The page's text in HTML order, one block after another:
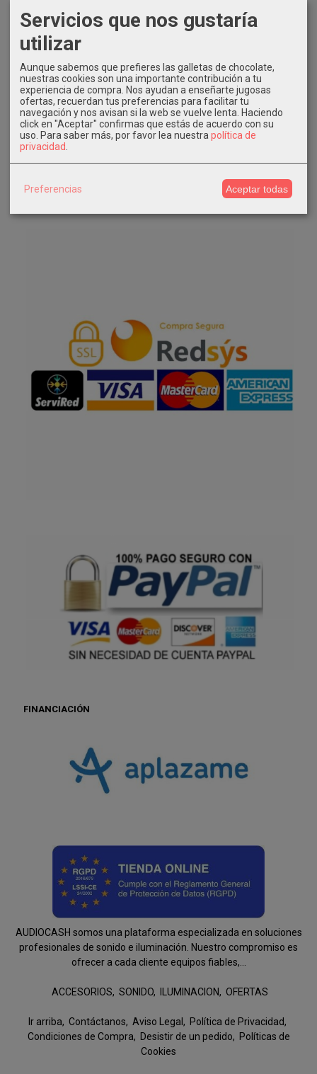
TU CARRITO (0)
El carrito de la compra está vacío
REDES SOCIALES
Twitter
Instagram
FINANCIACIÓN
AUDIOCASH somos una plataforma especializada en soluciones
profesionales de sonido e iluminación. Nuestro compromiso es
ofrecer a cada cliente equipos fiables,...
ACCESORIOS SONIDO ILUMINACION OFERTAS
Ir arriba Contáctanos Aviso Legal
Política de Privacidad
Condiciones de Compra
Desistir de un pedido
Políticas de
Cookies
Servicios que nos gustaría
utilizar
Aunque sabemos que prefieres las galletas de chocolate,
nuestras cookies son una importante contribución a tu
experiencia de compra. Nos ayudan a enseñarte jugosas
ofertas, recuerdan tus preferencias para facilitar tu
navegación y nos avisan si la web se vuelve lenta. Haciendo
click en "Aceptar" confirmas que estás de acuerdo con su
uso. Para saber más, por favor lea nuestra política de
privacidad
Preferencias Aceptar todas